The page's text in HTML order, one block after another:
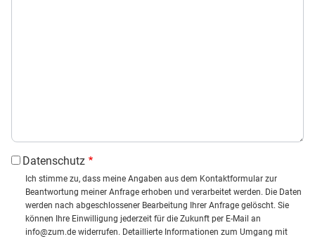
Datenschutz
Ich stimme zu, dass meine Angaben aus dem Kontaktformular zur
Beantwortung meiner Anfrage erhoben und verarbeitet werden. Die Daten
werden nach abgeschlossener Bearbeitung Ihrer Anfrage gelöscht. Sie
können Ihre Einwilligung jederzeit für die Zukunft per E-Mail an
info@zum.de widerrufen. Detaillierte Informationen zum Umgang mit